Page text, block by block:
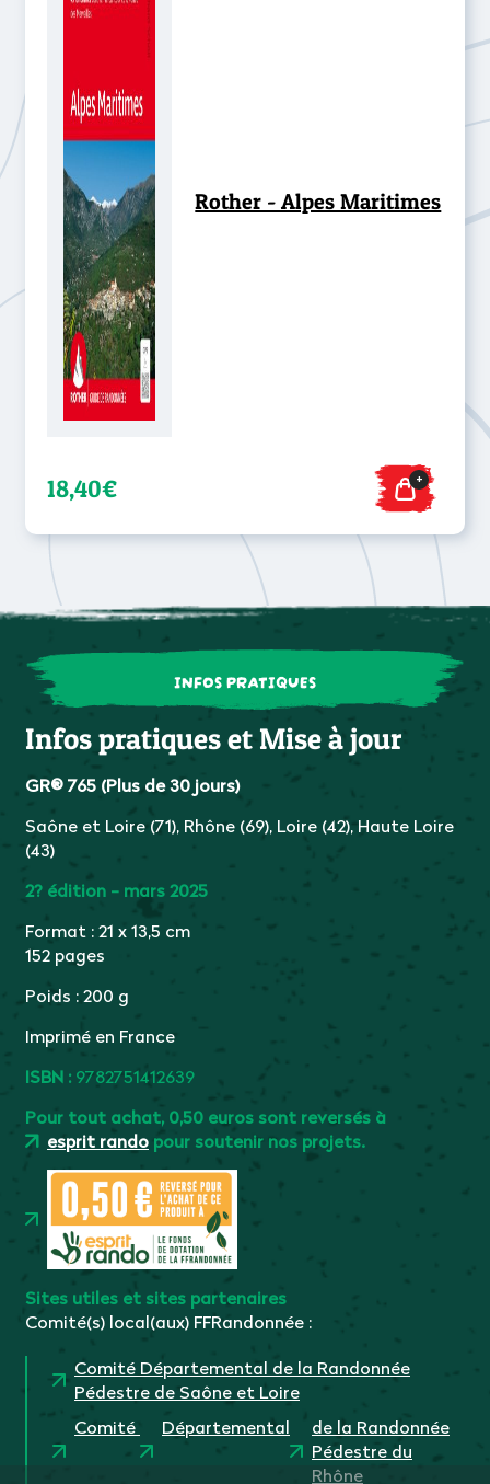
Rother - Alpes Maritimes
18,40€ +
INFOS PRATIQUES
Infos pratiques et Mise à jour
GR® 765 (Plus de 30 jours)
Saône et Loire (71), Rhône (69), Loire (42), Haute Loire
(43)
2? édition - mars 2025
Format : 21 x 13,5 cm
152 pages
Poids : 200 g
Imprimé en France
ISBN : 9782751412639
Pour tout achat, 0,50 euros sont reversés à
esprit rando pour soutenir nos projets.
Sites utiles et sites partenaires
Comité(s) local(aux) FFRandonnée :
Comité Départemental de la Randonnée
Pédestre de Saône et Loire
Comité
Départemental
de la Randonnée
Pédestre du
Rhône